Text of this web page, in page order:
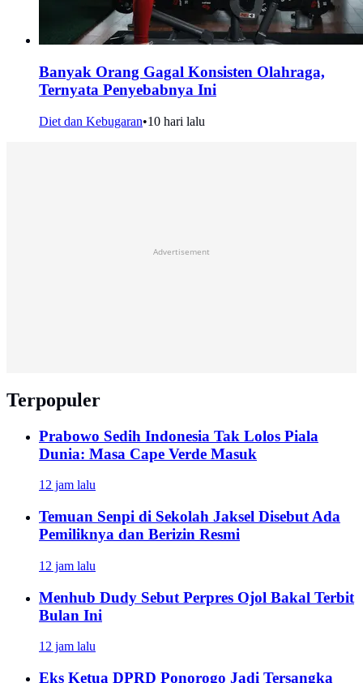
Banyak Orang Gagal Konsisten Olahraga,
Ternyata Penyebabnya Ini
Diet dan Kebugaran•10 hari lalu
Advertisement
Terpopuler
Prabowo Sedih Indonesia Tak Lolos Piala
Dunia: Masa Cape Verde Masuk
12 jam lalu
Temuan Senpi di Sekolah Jaksel Disebut Ada
Pemiliknya dan Berizin Resmi
12 jam lalu
Menhub Dudy Sebut Perpres Ojol Bakal Terbit
Bulan Ini
12 jam lalu
Eks Ketua DPRD Ponorogo Jadi Tersangka